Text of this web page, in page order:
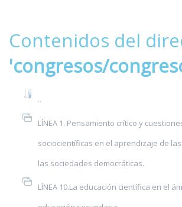
Contenidos del
'congresos/
..
LÍNEA 1. Pensamiento crítico y
sociocientíficas en el aprendizaje de
las sociedades democráticas.
LÍNEA 10.La educación científica en el